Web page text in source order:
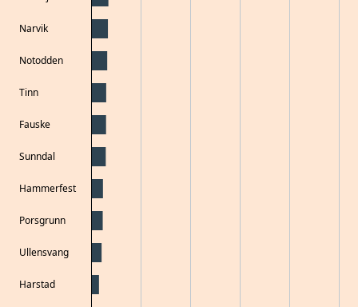
Narvik
Notodden
Tinn
Fauske
Sunndal
Hammerfest
Porsgrunn
Ullensvang
Harstad